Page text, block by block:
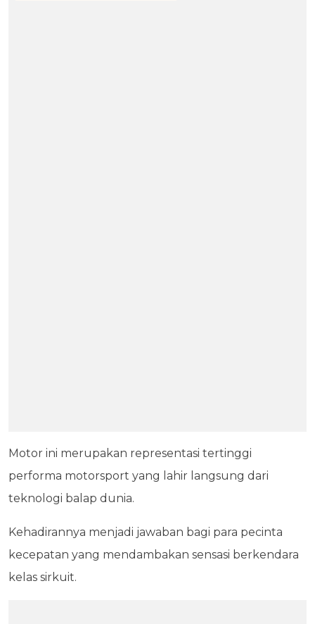
Motor ini merupakan representasi tertinggi
performa motorsport yang lahir langsung dari
teknologi balap dunia.
Kehadirannya menjadi jawaban bagi para pecinta
kecepatan yang mendambakan sensasi berkendara
kelas sirkuit.